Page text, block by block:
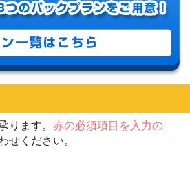
ります。 赤の必須項目を入力の
せください。